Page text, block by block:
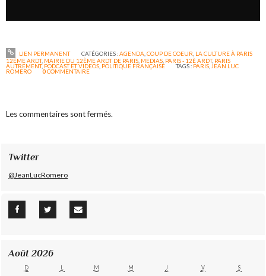
LIEN PERMANENT CATÉGORIES :AGENDA COUP DE COEUR LA CULTURE À PARIS
12ÉME ARDT, MAIRIE DU 12ÈME ARDT DE PARIS MEDIAS PARIS - 12È ARDT, PARIS
AUTREMENT, PODCAST ET VIDEOS POLITIQUE FRANÇAISE TAGS : PARIS JEAN LUC
ROMERO 0COMMENTAIRE
Les commentaires sont fermés.
Twitter
@JeanLucRomero
Août 2026
D L M M J V S